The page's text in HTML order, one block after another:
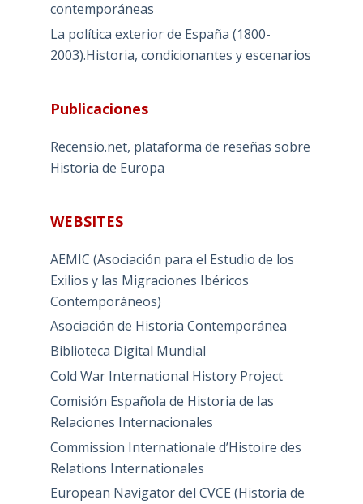
contemporáneas
La política exterior de España (1800-
2003).Historia, condicionantes y escenarios
Publicaciones
Recensio.net, plataforma de reseñas sobre
Historia de Europa
WEBSITES
AEMIC (Asociación para el Estudio de los
Exilios y las Migraciones Ibéricos
Contemporáneos)
Asociación de Historia Contemporánea
Biblioteca Digital Mundial
Cold War International History Project
Comisión Española de Historia de las
Relaciones Internacionales
Commission Internationale d’Histoire des
Relations Internationales
European Navigator del CVCE (Historia de